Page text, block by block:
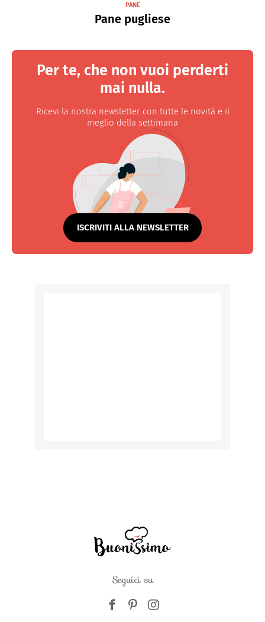
PANE
Pane pugliese
Per te, che non vuoi perderti
mai nulla.
Ricevi la nostra newsletter con tutte le novità e il
meglio della settimana
ISCRIVITI ALLA NEWSLETTER
Seguici su